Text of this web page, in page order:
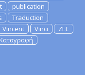
publication
Traduction
Vincent Vinci
ZEE
Καταγραφή